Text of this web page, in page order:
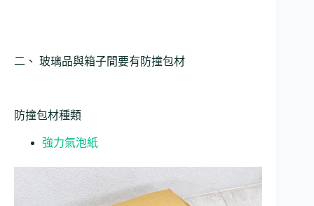
二、 玻璃品與箱子間要有防撞包材
防撞包材種類
強力氣泡紙